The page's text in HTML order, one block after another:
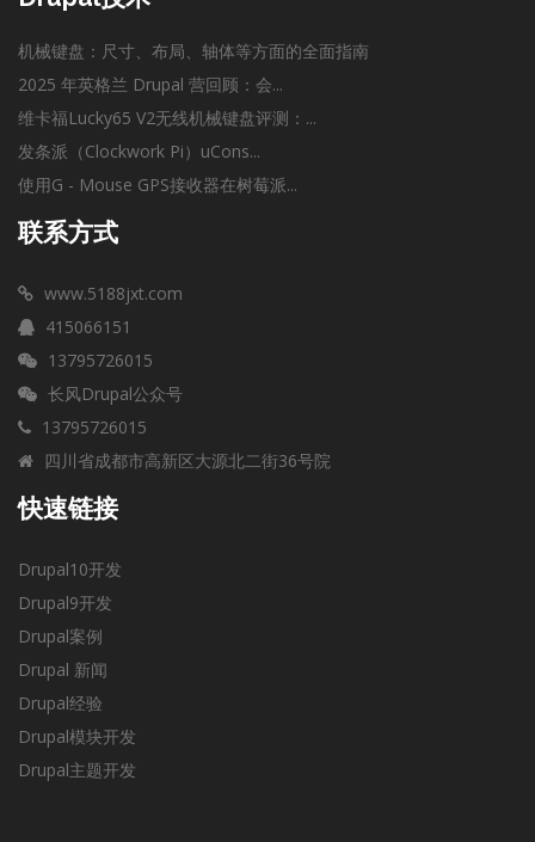
机械键盘：尺寸、布局、轴体等方面的全面指南
2025 年英格兰 Drupal 营回顾：会...
维卡福Lucky65 V2无线机械键盘评测：...
发条派（Clockwork Pi）uCons...
使用G - Mouse GPS接收器在树莓派...
联系方式
www.5188jxt.com
415066151
13795726015
长风Drupal公众号
13795726015
四川省成都市高新区大源北二街36号院
快速链接
Drupal10开发
Drupal9开发
Drupal案例
Drupal 新闻
Drupal经验
Drupal模块开发
Drupal主题开发